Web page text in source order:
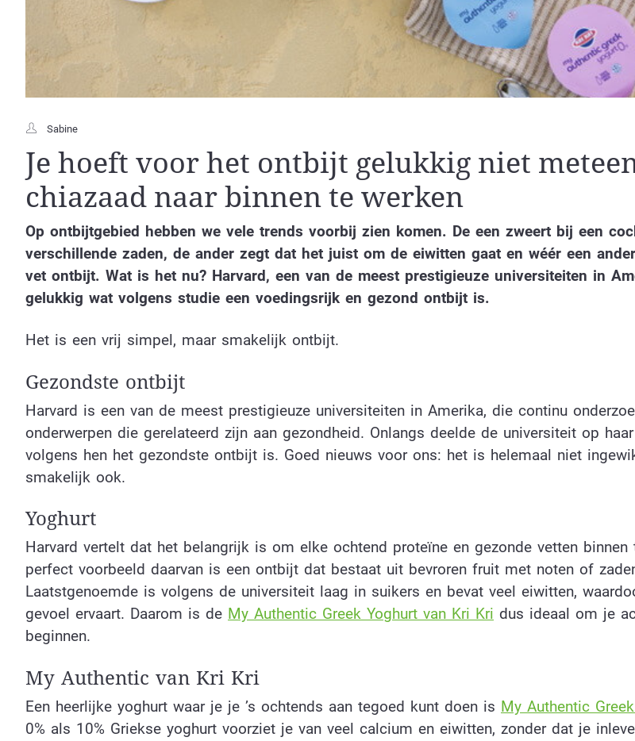
Sabine
Je hoeft voor het ontbijt gelukkig niet
chiazaad naar binnen te werken
Op ontbijtgebied hebben we vele trends voorbij zien komen. De een zweert bij een
verschillende zaden, de ander zegt dat het juist om de eiwitten gaat en wéér een
vet ontbijt. Wat is het nu? Harvard, een van de meest prestigieuze universiteiten in
gelukkig wat volgens studie een voedingsrijk en gezond ontbijt is.
Het is een vrij simpel, maar smakelijk ontbijt.
Gezondste ontbijt
Harvard is een van de meest prestigieuze universiteiten in Amerika, die continu
onderwerpen die gerelateerd zijn aan gezondheid. Onlangs deelde de universiteit op
volgens hen het gezondste ontbijt is. Goed nieuws voor ons: het is helemaal niet
smakelijk ook.
Yoghurt
Harvard vertelt dat het belangrijk is om elke ochtend proteïne en gezonde vetten binnen
perfect voorbeeld daarvan is een ontbijt dat bestaat uit bevroren fruit met noten of
Laatstgenoemde is volgens de universiteit laag in suikers en bevat veel eiwitten,
gevoel ervaart. Daarom is de My Authentic Greek Yoghurt van Kri Kri dus ideaal om je
beginnen.
My Authentic van Kri Kri
Een heerlijke yoghurt waar je je ’s ochtends aan tegoed kunt doen is My Authentic
0% als 10% Griekse yoghurt voorziet je van veel calcium en eiwitten, zonder dat je